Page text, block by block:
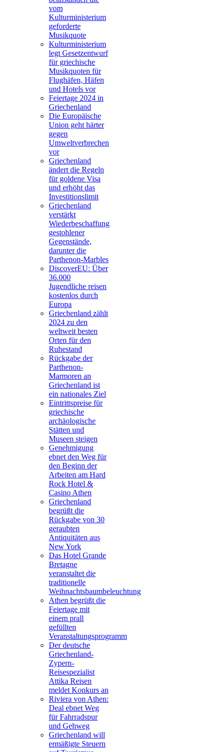
vom
Kulturministerium
geforderte
Musikquote
Kulturministerium
legt Gesetzentwurf
für griechische
Musikquoten für
Flughäfen, Häfen
und Hotels vor
Feiertage 2024 in
Griechenland
Die Europäische
Union geht härter
gegen
Umweltverbrechen
vor
Griechenland
ändert die Regeln
für goldene Visa
und erhöht das
Investitionslimit
Griechenland
verstärkt
Wiederbeschaffung
gestohlener
Gegenstände,
darunter die
Parthenon-Marbles
DiscoverEU: Über
36.000
Jugendliche reisen
kostenlos durch
Europa
Griechenland zählt
2024 zu den
weltweit besten
Orten für den
Ruhestand
Rückgabe der
Parthenon-
Marmoren an
Griechenland ist
ein nationales Ziel
Eintrittspreise für
griechische
archäologische
Stätten und
Museen steigen
Genehmigung
ebnet den Weg für
den Beginn der
Arbeiten am Hard
Rock Hotel &
Casino Athen
Griechenland
begrüßt die
Rückgabe von 30
geraubten
Antiquitäten aus
New York
Das Hotel Grande
Bretagne
veranstaltet die
traditionelle
Weihnachtsbaumbeleuchtung
Athen begrüßt die
Feiertage mit
einem prall
gefüllten
Veranstaltungsprogramm
Der deutsche
Griechenland-
Zypern-
Reisespezialist
Attika Reisen
meldet Konkurs an
Riviera von Athen:
Deal ebnet Weg
für Fahrradspur
und Gehweg
Griechenland will
ermäßigte Steuern